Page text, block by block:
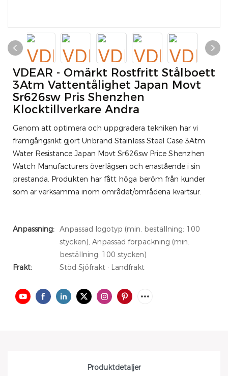
VDEAR - Omärkt Rostfritt Stålboett
3Atm Vattentålighet Japan Movt
Sr626sw Pris Shenzhen
Klocktillverkare Andra
Genom att optimera och uppgradera tekniken har vi
framgångsrikt gjort Unbrand Stainless Steel Case 3Atm
Water Resistance Japan Movt Sr626sw Price Shenzhen
Watch Manufacturers överlägsen och enastående i sin
prestanda. Produkten har fått höga beröm från kunder
som är verksamma inom området/områdena kvartsur.
Anpassning: Anpassad logotyp (min. beställning: 100
stycken), Anpassad förpackning (min.
beställning: 100 stycken)
Frakt:
Stöd Sjöfrakt · Landfrakt
Produktdetaljer